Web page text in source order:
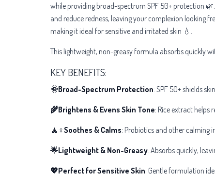
while providing broad-spectrum SPF 50+ protection
and reduce redness, leaving your complexion looking
making it ideal for sensitive and irritated skin 💧.
This lightweight, non-greasy formula absorbs quickly
KEY BENEFITS:
🌞Broad-Spectrum Protection: SPF 50+ shields
🌾Brightens & Evens Skin Tone: Rice extract helps
🧘♀️Soothes & Calms: Probiotics and other calming
🌟Lightweight & Non-Greasy: Absorbs quickly,
💖Perfect for Sensitive Skin: Gentle formulation